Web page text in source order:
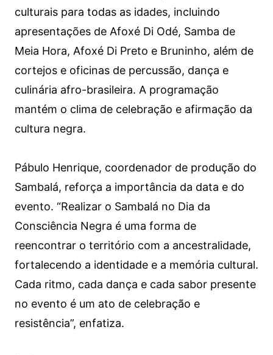
culturais para todas as idades, incluindo
apresentações de Afoxé Di Odé, Samba de
Meia Hora, Afoxé Di Preto e Bruninho, além de
cortejos e oficinas de percussão, dança e
culinária afro-brasileira. A programação
mantém o clima de celebração e afirmação da
cultura negra.
Pábulo Henrique, coordenador de produção do
Sambalá, reforça a importância da data e do
evento. “Realizar o Sambalá no Dia da
Consciência Negra é uma forma de
reencontrar o território com a ancestralidade,
fortalecendo a identidade e a memória cultural.
Cada ritmo, cada dança e cada sabor presente
no evento é um ato de celebração e
resistência”, enfatiza.